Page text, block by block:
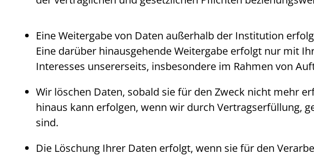
Eine Weitergabe von Daten außerhalb der Institution
Eine darüber hinausgehende Weitergabe erfolgt nur mit
Interesses unsererseits, insbesondere im Rahmen von
Wir löschen Daten, sobald sie für den Zweck nicht mehr
hinaus kann erfolgen, wenn wir durch Vertragserfüllung,
sind.
Die Löschung Ihrer Daten erfolgt, wenn sie für den